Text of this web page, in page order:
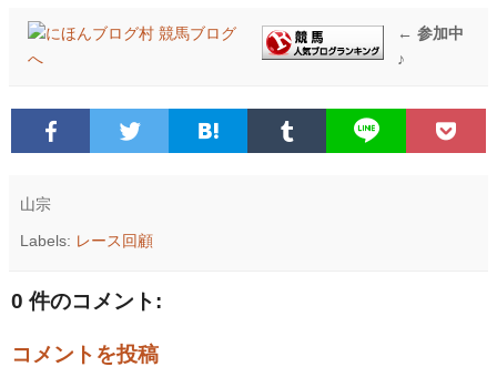
← 参加中
♪
山宗
Labels: レース回顧
0 件のコメント:
コメントを投稿